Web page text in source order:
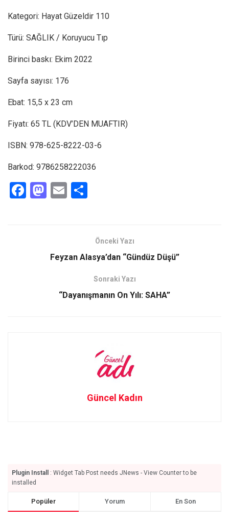
Kategori: Hayat Güzeldir 110
Türü: SAĞLIK / Koruyucu Tıp
Birinci baskı: Ekim 2022
Sayfa sayısı: 176
Ebat: 15,5 x 23 cm
Fiyatı: 65 TL (KDV’DEN MUAFTIR)
ISBN: 978-625-8222-03-6
Barkod: 9786258222036
F
M
d
E
Önceki Yazı
Feyzan Alasya’dan “Gündüz Düşü”
Sonraki Yazı
“Dayanışmanın On Yılı: SAHA”
Güncel Kadın
Plugin Install
: Widget Tab Post needs JNews - View Counter to be
installed
Popüler Yorum En Son